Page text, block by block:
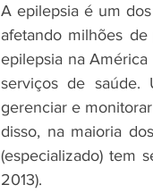
A epilepsia é um
afetando milhões
epilepsia na
serviços de saúde.
gerenciar e
disso, na maioria
(especializado) tem
2013).